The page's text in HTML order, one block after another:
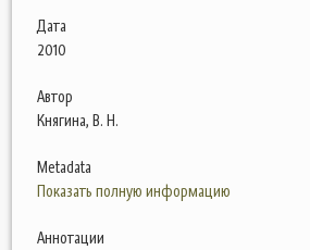
Дата
2010
Автор
Княгина, В. Н.
Metadata
Показать полную информацию
Аннотации